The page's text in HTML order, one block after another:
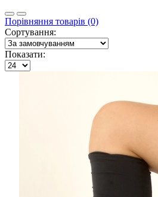
Порівняння товарів (0)
Сортування:
Показати: